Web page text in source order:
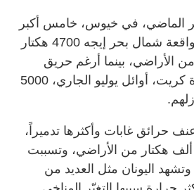
الماضي، في خيوس، خامس أكبر
جزيرة في اليونان والواقعة شمال بحر إيجه 4700 هكتار
فدان) من الأراضي، بينما أرغم حريق
غابات اندلع في جزيرة كريت، أوائل يوليو الجاري، 5000
شهد عام 2023 أعنف حرائق غابات وأكثرها تدميراً،
إذ أتت على نحو 175 ألف هكتار من الأراضي، وتسببت
شخصاً، وتشهد اليونان مثل العديد من